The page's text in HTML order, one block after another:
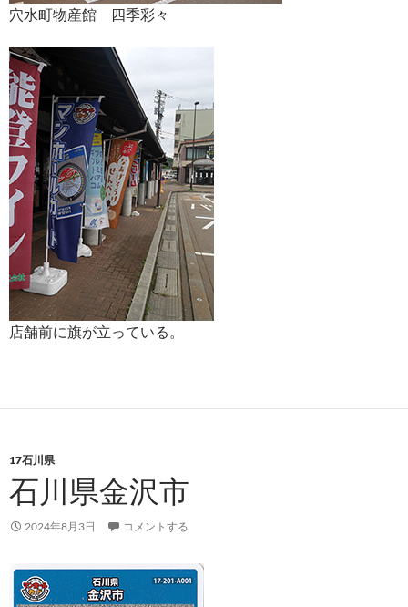
穴水町物産館 四季彩々
店舗前に旗が立っている。
17石川県
石川県金沢市
2024年8月3日 コメントする